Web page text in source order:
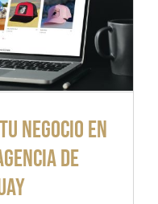
negocio en
de